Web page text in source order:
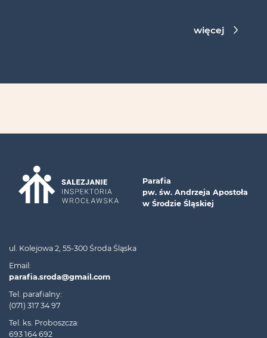
więcej
Parafia
pw. św. Andrzeja Apostoła
w Środzie Śląskiej
ul. Kolejowa 2, 55-300 Środa Śląska
Email:
parafia.sroda@gmail.com
Tel. parafialny:
(071) 317 34 97
Tel. ks. Proboszcza:
693 164 692